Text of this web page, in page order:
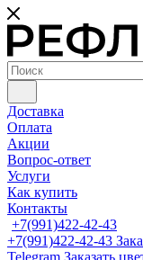
Доставка
Оплата
Акции
Вопрос-ответ
Услуги
Как купить
Контакты
+7(991)422-42-43
+7(991)422-42-43
Telegram Заказать